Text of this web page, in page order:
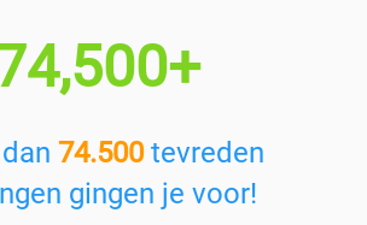
74.500tevreden
gingen je voor!